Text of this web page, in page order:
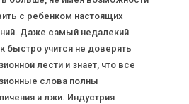
с ребенком настоящих
Даже самый недалекий
быстро учится не доверять
лести и знает, что все
слова полны
и лжи. Индустрия